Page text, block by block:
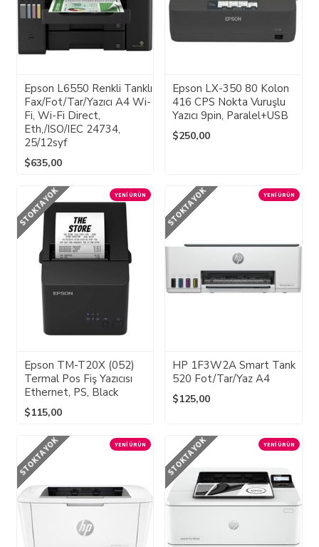
Epson L6550 Renkli Tanklı
Fax/Fot/Tar/Yazıcı A4 Wi-
Fi, Wi-Fi Direct,
Eth,/ISO/IEC 24734,
25/12syf
$635,00
Epson LX-350 80 Kolon
416 CPS Nokta Vuruşlu
Yazıcı 9pin, Paralel+USB
$250,00
YENI ÜRÜN
STOKTA YOK
Epson TM-T20X (052)
Termal Pos Fiş Yazıcısı
Ethernet, PS, Black
$115,00
YENI ÜRÜN
STOKTA YOK
HP 1F3W2A Smart Tank
520 Fot/Tar/Yaz A4
$125,00
YENI ÜRÜN
STOKTA YOK YENI ÜRÜN
STOKTA YOK